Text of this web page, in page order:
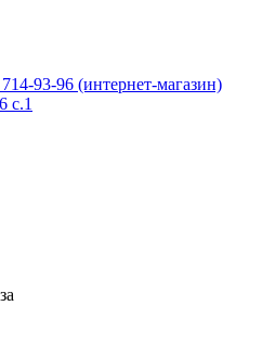
93-96 (интернет-магазин)
с.1